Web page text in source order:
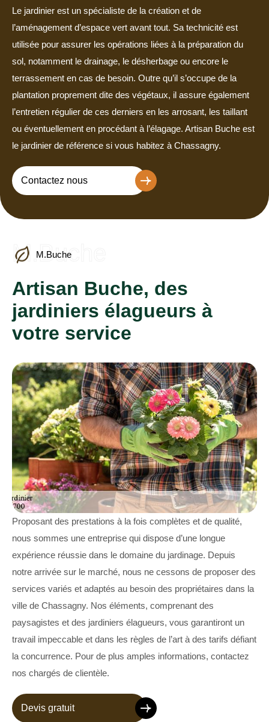
Le jardinier est un spécialiste de la création et de
l’aménagement d’espace vert avant tout. Sa technicité est
utilisée pour assurer les opérations liées à la préparation du
sol, notamment le drainage, le désherbage ou encore le
terrassement en cas de besoin. Outre qu’il s’occupe de la
plantation proprement dite des végétaux, il assure également
l’entretien régulier de ces derniers en les arrosant, les taillant
ou éventuellement en procédant à l’élagage. Artisan Buche est
le jardinier de référence si vous habitez à Chassagny.
Contactez nous
M.Buche
M.Buche
Artisan Buche, des
jardiniers élagueurs à
votre service
Proposant des prestations à la fois complètes et de qualité,
nous sommes une entreprise qui dispose d’une longue
expérience réussie dans le domaine du jardinage. Depuis
notre arrivée sur le marché, nous ne cessons de proposer des
services variés et adaptés au besoin des propriétaires dans la
ville de Chassagny. Nos éléments, comprenant des
paysagistes et des jardiniers élagueurs, vous garantiront un
travail impeccable et dans les règles de l’art à des tarifs défiant
la concurrence. Pour de plus amples informations, contactez
nos chargés de clientèle.
Devis gratuit